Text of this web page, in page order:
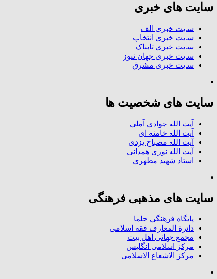
سایت های خبری
سایت خبری الف
سایت خبری انتخاب
سایت خبری تابناک
سایت خبری جهان نیوز
سایت خبری مشرق
سایت های شخصیت ها
آیت الله جوادی آملی
آیت الله خامنه ای
آیت الله مصباح یزدی
آیت الله نوری همدانی
استاد شهید مطهری
سایت های مذهبی فرهنگی
پایگاه فرهنگی حلما
دائرة المعارف فقه اسلامی
مجمع جهانی اهل بیت
مرکز اسلامی انگلیس
مرکز الاشعاع الاسلامی